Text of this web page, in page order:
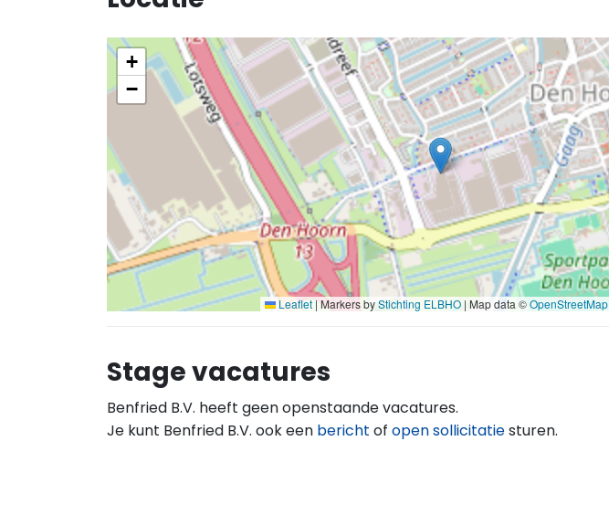
+
−
Leaflet|Markers byStichting ELBHO | Map data ©OpenStreetMap
Stage vacatures
Benfried B.V. heeft geen openstaande vacatures.
Je kunt Benfried B.V. ook een bericht of open sollicitatiesturen.